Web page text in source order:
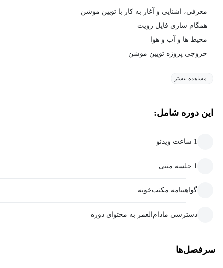
معرفی، اشنایی و آغاز به کار با تویین موشن
همگام سازی فایل رویت
محیط ها و آب و هوا
خروجی پروژه تویین موشن
مشاهده بیشتر
این دوره شامل:
1 ساعت ویدئو
1 جلسه متنی
گواهینامه مکتب‌خونه
دسترسی مادام‌العمر به محتوای دوره
سرفصل‌ها